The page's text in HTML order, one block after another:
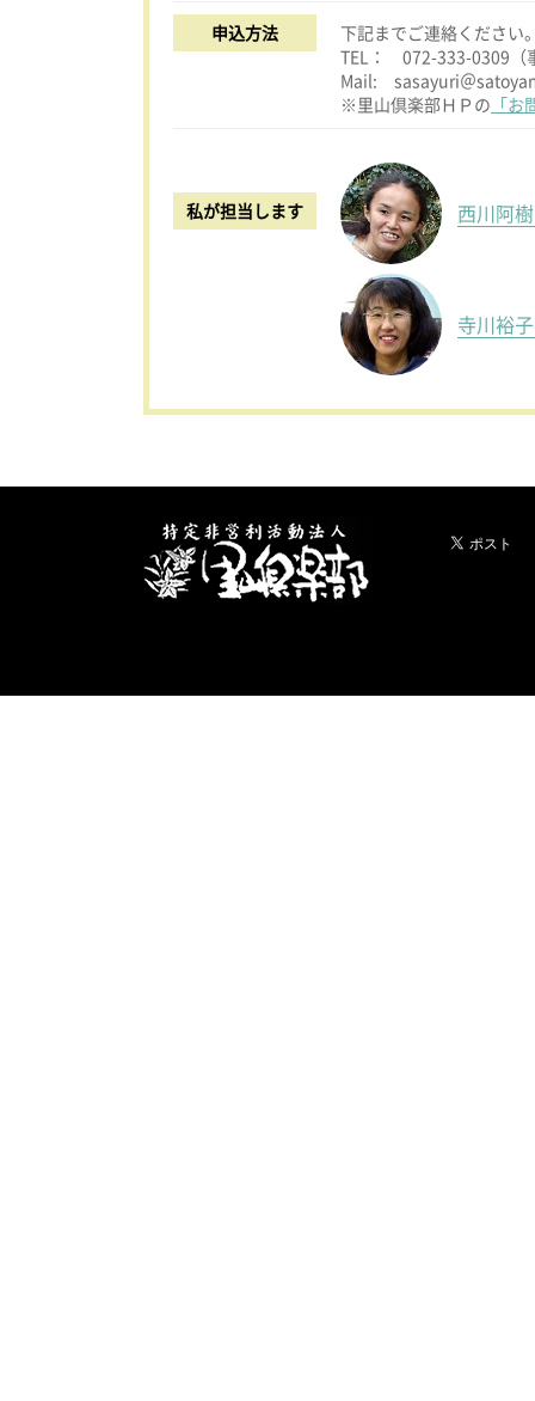
申込方法
下記までご連絡ください
TEL： 072-333-0309（
Mail: sasayuri＠
※里山倶楽部ＨＰの 「
私が担当します 西川阿
寺川裕